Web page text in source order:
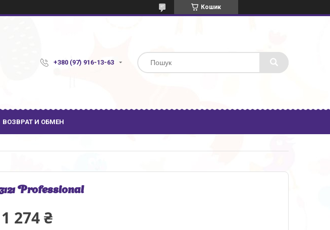
Кошик
+380 (97) 916-13-63
ВОЗВРАТ И ОБМЕН
Professional
1 274 ₴